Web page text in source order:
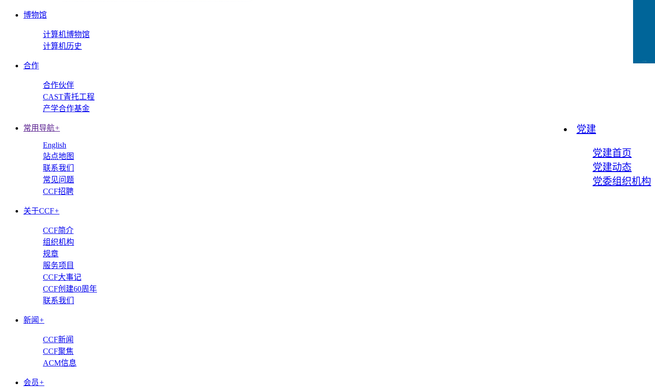
博物馆
计算机博物馆
计算机历史
合作
合作伙伴
CAST青托工程
产学合作基金
党建
党建首页
党建动态
党委组织机构
常用导航+
English
站点地图
联系我们
常见问题
CCF招聘
关于CCF+
CCF简介
组织机构
规章
服务项目
CCF大事记
CCF创建60周年
联系我们
新闻 +
CCF新闻
CCF聚焦
ACM信息
会员+